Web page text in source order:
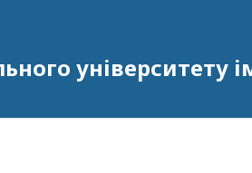
університету